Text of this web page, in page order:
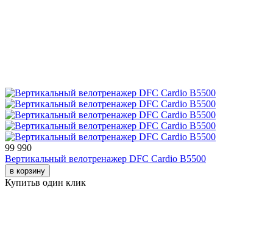
99 990
Вертикальный велотренажер DFC Cardio B5500
в корзину
Купитьв один клик